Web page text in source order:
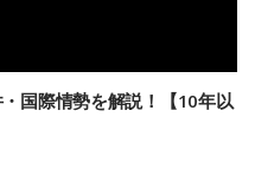
・国際情勢を解説！【10年以